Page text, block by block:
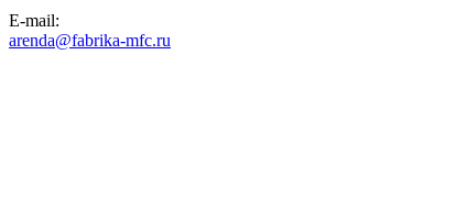
E-mail:
arenda@fabrika-mfc.ru